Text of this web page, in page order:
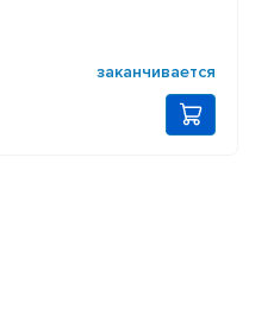
заканчивается